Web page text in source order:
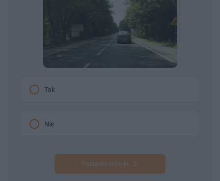
Tak
Nie
Następne pytanie